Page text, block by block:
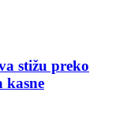
stižu preko
kasne